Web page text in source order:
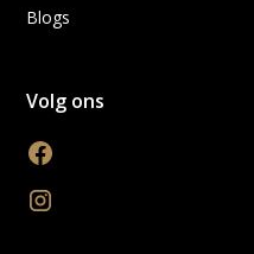
Blogs
Volg ons